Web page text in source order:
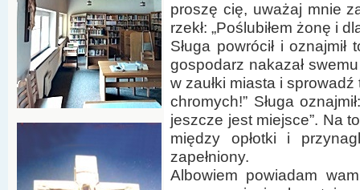
proszę cię, uważaj mnie
rzekł: „Poślubiłem żonę i
Sługa powrócił i
gospodarz nakazał
w zaułki miasta i
chromych!” Sługa
jeszcze jest miejsce”. Na
między opłotki i
zapełniony.
Albowiem powiadam